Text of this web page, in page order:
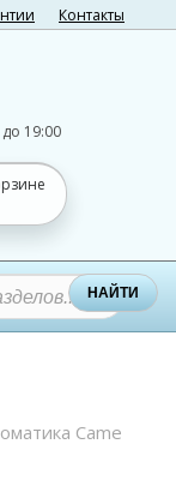
Контакты
19:00
НАЙТИ
Came